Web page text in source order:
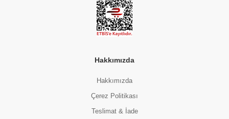
Hakkımızda
Hakkımızda
Çerez Politikası
Teslimat & İade